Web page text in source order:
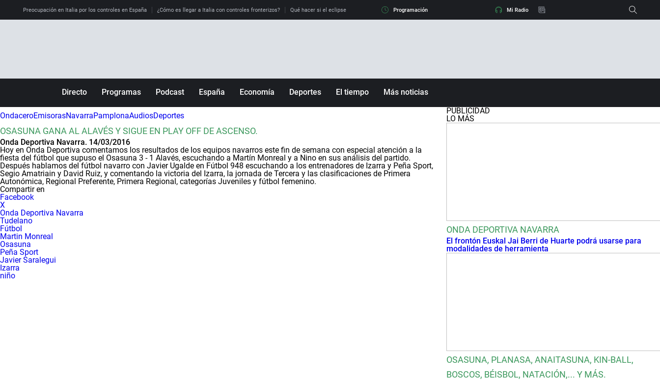
Preocupación en Italia por los controles en España ¿Cómo es llegar a Italia con controles fronterizos? Qué hacer si el eclipse me pilla conduciendo Qué tiempo hará el día del eclipse y dónde habrá nubes Cerco al Gobierno para que dé
Programación Mi Radio
Directo Programas
Por fin
La brújula
Radioestadio
Podcast
Malas decisiones
El viaje del Guernica
Invisibles
España
Aragón
Cantabria
Cataluña
Economía Deportes
Motor
El tiempo Más noticias
Cultura
Ciencia y Tecnología
OndaceroEmisorasNavarraPamplonaAudiosDeportes
OSASUNA GANA AL ALAVÉS Y SIGUE EN PLAY OFF DE ASCENSO.
Onda Deportiva Navarra. 14/03/2016
Hoy en Onda Deportiva comentamos los resultados de los equipos navarros este fin de semana con especial atención a la
fiesta del fútbol que supuso el Osasuna 3 - 1 Alavés, escuchando a Martín Monreal y a Nino en sus análisis del partido.
Después hablamos del fútbol navarro con Javier Ugalde en Fútbol 948 escuchando a los entrenadores de Izarra y Peña Sport,
Segio Amatriain y David Ruiz, y comentando la victoria del Izarra, la jornada de Tercera y las clasificaciones de Primera
Autonómica, Regional Preferente, Primera Regional, categorías Juveniles y fútbol femenino.
Compartir en
Facebook
X
Onda Deportiva Navarra
Tudelano
Fútbol
Martin Monreal
Osasuna
Peña Sport
Javier Saralegui
Izarra
niño
PUBLICIDAD
LO MÁS
ONDA DEPORTIVA NAVARRA
El frontón Euskal Jai Berri de Huarte podrá usarse para
modalidades de herramienta
OSASUNA, PLANASA, ANAITASUNA, KIN-BALL,
BOSCOS, BÉISBOL, NATACIÓN,... Y MÁS.